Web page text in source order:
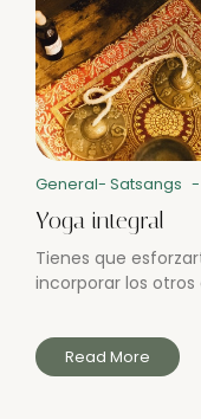
General- Satsangs -
Yoga integral
Tienes que
incorporar los
Read More